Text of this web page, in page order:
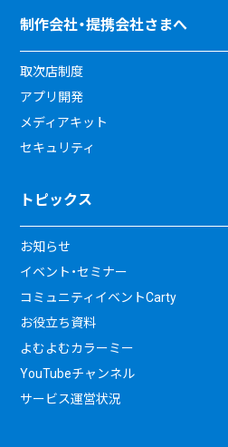
制作会社・提携会社さまへ
取次店制度
アプリ開発
メディアキット
セキュリティ
トピックス
お知らせ
イベント・セミナー
コミュニティイベントCarty
お役立ち資料
よむよむカラーミー
YouTubeチャンネル
サービス運営状況